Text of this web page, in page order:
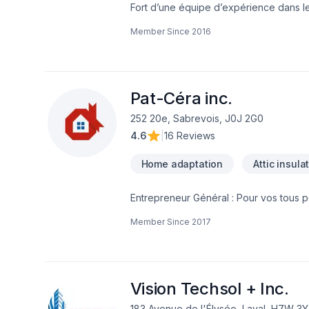
Fort d’une équipe d’expérience dans
résidentiel ou commercial de manière
nos clients, afin de gagner et garder
Member Since 2016
Pat-Céra inc.
252 20e, Sabrevois, J0J 2G0
4.6
16 Reviews
Home adaptation Attic
Entrepreneur Général : Pour vos tous
Member Since 2017
Vision Techsol + Inc.